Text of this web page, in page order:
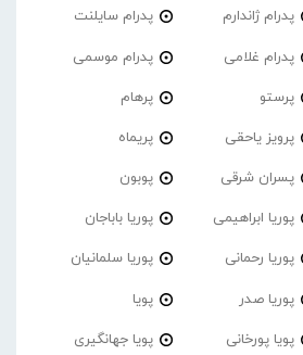
پدرام ژاندارم پدرام‌ سایلنت
پدرام غلامی پدرام موسمی
پرستو پرهام
پرویز یاحقی پریماه
پسران شرقی پوبون
پوریا ابراهیمی پوریا باباجان
پوریا رحمانی پوریا سلمانیان
پوریا صدر پویا
پویا پورخانی پویا جهانگیری